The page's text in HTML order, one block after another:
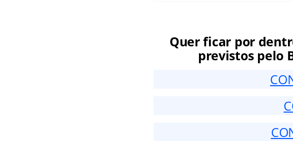
Quer ficar por
previstos pelo